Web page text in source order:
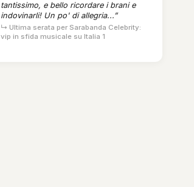
tantissimo, e bello ricordare i brani e
indovinarli! Un po' di allegria...”
↳ Ultima serata per Sarabanda Celebrity:
vip in sfida musicale su Italia 1